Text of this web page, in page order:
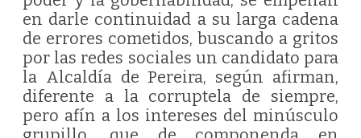
en darle continuidad a su larga cadena
de errores cometidos, buscando a gritos
por las redes sociales un candidato para
la Alcaldía de Pereira, según afirman,
diferente a la corruptela de siempre,
pero afín a los intereses del minúsculo